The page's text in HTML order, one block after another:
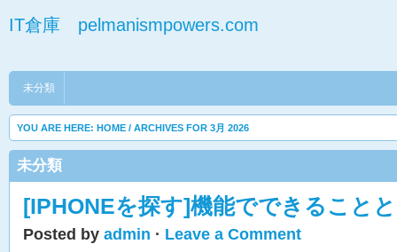
IT倉庫 pelmanismpowers.com
未分類
YOU ARE HERE: HOME / ARCHIVES FOR 3月 2026
未分類
[IPHONEを探す]機能でできること
Posted by admin · Leave a Comment